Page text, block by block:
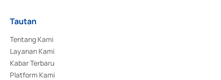
Tautan
Tentang Kami
Layanan Kami
Kabar Terbaru
Platform Kami